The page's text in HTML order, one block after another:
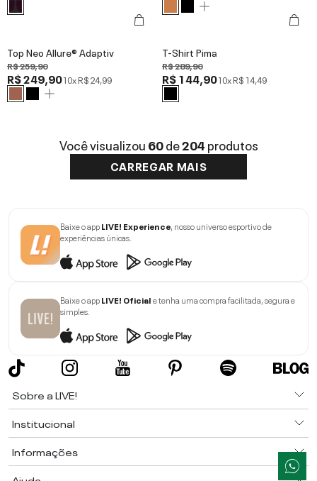
Top Neo Allure® Adaptiv
R$ 259,90
R$ 249,9010xR$ 24,99
T-Shirt Pima
R$ 289,90
R$ 144,9010xR$ 14,49
Você visualizou60de204produtos
CARREGAR MAIS
Baixe o appLIVE! Experience , nosso universo esportivo de
experiências únicas.
Baixe o appLIVE! Oficiale tenha uma compra facilitada, segura e
simples.
Sobre a LIVE!
Institucional
Informações